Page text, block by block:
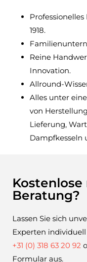
1918.
Reine
Innovation.
Allround-
Alles unter
von
Lieferung,
Dampfkesseln
Beratung?
Lassen Sie sich
Experten
+31 (0) 318 63 20 92
Formular aus.